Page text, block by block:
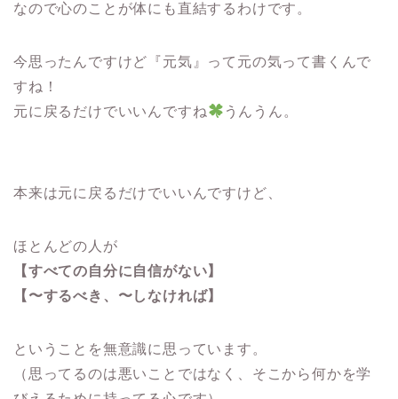
なので心のことが体にも直結するわけです。
今思ったんですけど『元気』って元の気って書くんで
すね！
元に戻るだけでいいんですね
うんうん。
本来は元に戻るだけでいいんですけど、
ほとんどの人が
【すべての自分に自信がない】
【〜するべき、〜しなければ】
ということを無意識に思っています。
（思ってるのは悪いことではなく、そこから何かを学